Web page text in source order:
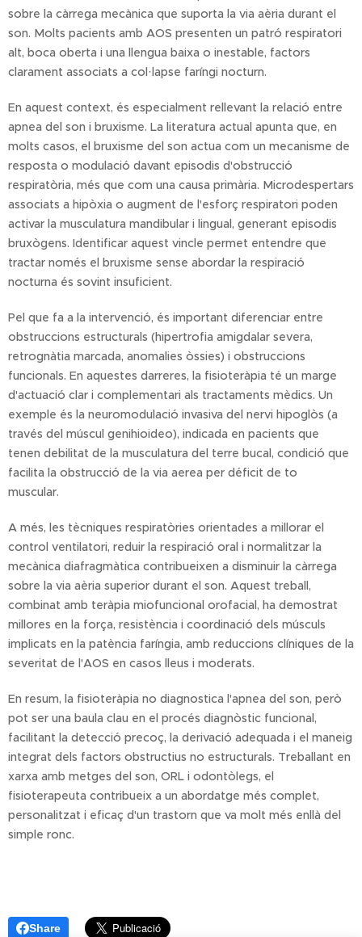
sobre la càrrega mecànica que suporta la via aèria durant el
son. Molts pacients amb AOS presenten un patró respiratori
alt, boca oberta i una llengua baixa o inestable, factors
clarament associats a col·lapse faríngi nocturn.
En aquest context, és especialment rellevant la relació entre
apnea del son i bruxisme. La literatura actual apunta que, en
molts casos, el bruxisme del son actua com un mecanisme de
resposta o modulació davant episodis d'obstrucció
respiratòria, més que com una causa primària. Microdespertars
associats a hipòxia o augment de l'esforç respiratori poden
activar la musculatura mandibular i lingual, generant episodis
bruxògens. Identificar aquest vincle permet entendre que
tractar només el bruxisme sense abordar la respiració
nocturna és sovint insuficient.
Pel que fa a la intervenció, és important diferenciar entre
obstruccions estructurals (hipertrofia amigdalar severa,
retrognàtia marcada, anomalies òssies) i obstruccions
funcionals. En aquestes darreres, la fisioteràpia té un marge
d'actuació clar i complementari als tractaments mèdics. Un
exemple és la neuromodulació invasiva del nervi hipoglòs (a
través del múscul genihioideo), indicada en pacients que
tenen debilitat de la musculatura del terre bucal, condició que
facilita la obstrucció de la via aerea per déficit de to
muscular.
A més, les tècniques respiratòries orientades a millorar el
control ventilatori, reduir la respiració oral i normalitzar la
mecànica diafragmàtica contribueixen a disminuir la càrrega
sobre la via aèria superior durant el son. Aquest treball,
combinat amb teràpia miofuncional orofacial, ha demostrat
millores en la força, resistència i coordinació dels músculs
implicats en la patència faríngia, amb reduccions clíniques de la
severitat de l'AOS en casos lleus i moderats.
En resum, la fisioteràpia no diagnostica l'apnea del son, però
pot ser una baula clau en el procés diagnòstic funcional,
facilitant la detecció precoç, la derivació adequada i el maneig
integrat dels factors obstructius no estructurals. Treballant en
xarxa amb metges del son, ORL i odontòlegs, el
fisioterapeuta contribueix a un abordatge més complet,
personalitzat i eficaç d'un trastorn que va molt més enllà del
simple ronc.
Share